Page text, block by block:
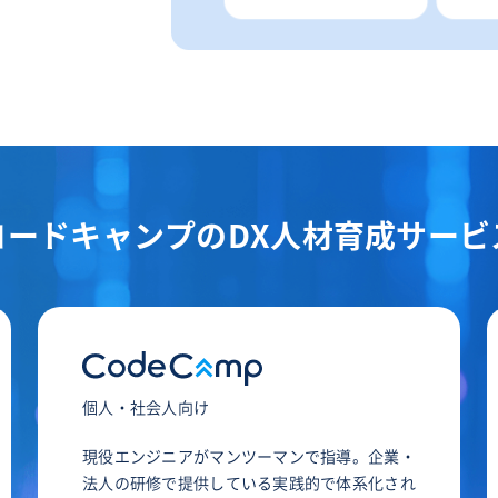
ドキャンプのDX人材育成サー
個人・社会人向け
現役エンジニアがマンツーマンで指導。企業・
法人の研修で提供している実践的で体系化され